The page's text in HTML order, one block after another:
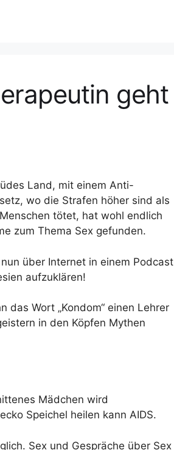
geht
Land, mit einem Anti-
wo die Strafen höher sind als
tötet, hat wohl endlich
zum Thema Sex gefunden.
über Internet in einem Podcast
aufzuklären!
das Wort „Kondom“ einen Lehrer
in den Köpfen Mythen
Mädchen wird
Speichel heilen kann AIDS.
Sex und Gespräche über Sex